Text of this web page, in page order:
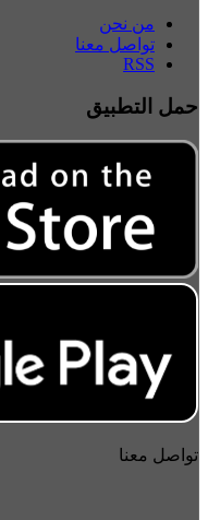
من نحن
تواصل معنا
RSS
حمل التطبيق
تواصل معنا